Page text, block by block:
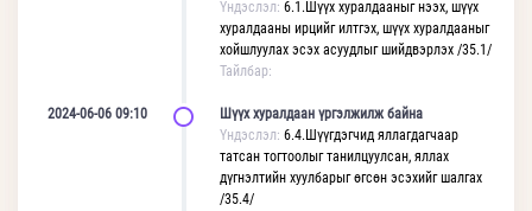
Үндэслэл: 6.1.Шүүх хуралдааныг нээх, шүүх
хуралдааны ирцийг илтгэх, шүүх хуралдааныг
хойшлуулах эсэх асуудлыг шийдвэрлэх /35.1/
Тайлбар:
2024-06-06 09:10
Шүүх хуралдаан үргэлжилж байна
Үндэслэл: 6.4.Шүүгдэгчид яллагдагчаар
татсан тогтоолыг танилцуулсан, яллах
дүгнэлтийн хуулбарыг өгсөн эсэхийг шалгах
/35.4/